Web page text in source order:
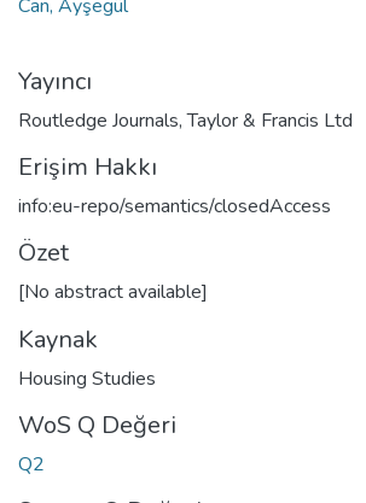
Can, Ayşegül
Yayıncı
Routledge Journals, Taylor & Francis Ltd
Erişim Hakkı
info:eu-repo/semantics/closedAccess
Özet
[No abstract available]
Kaynak
Housing Studies
WoS Q Değeri
Q2